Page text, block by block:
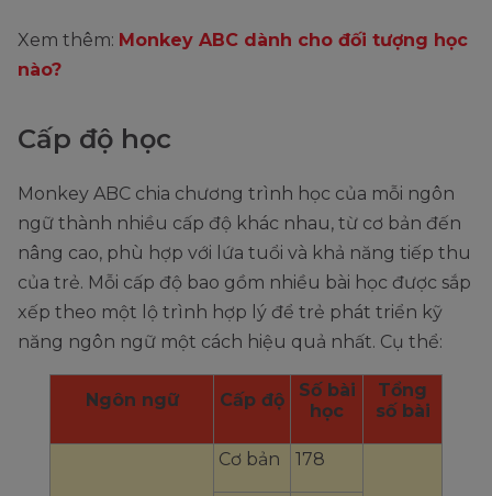
Xem thêm: Monkey ABC dành cho đối tượng học
nào?
Cấp độ học
Monkey ABC chia chương trình học của mỗi ngôn
ngữ thành nhiều cấp độ khác nhau, từ cơ bản đến
nâng cao, phù hợp với lứa tuổi và khả năng tiếp thu
của trẻ. Mỗi cấp độ bao gồm nhiều bài học được sắp
xếp theo một lộ trình hợp lý để trẻ phát triển kỹ
năng ngôn ngữ một cách hiệu quả nhất. Cụ thể:
Ngôn ngữ Cấp độ
Số bài
học
Tổng
số bài
Cơ bản 178